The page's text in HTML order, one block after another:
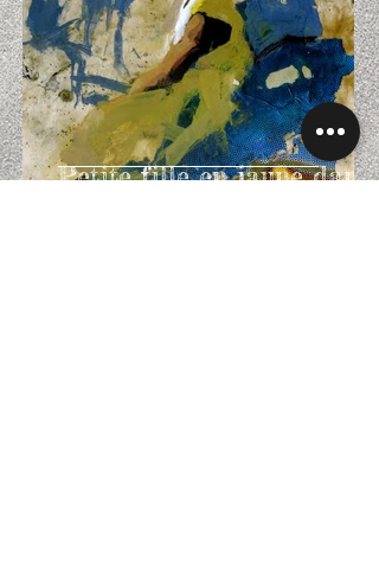
Petite fille en jaune dans